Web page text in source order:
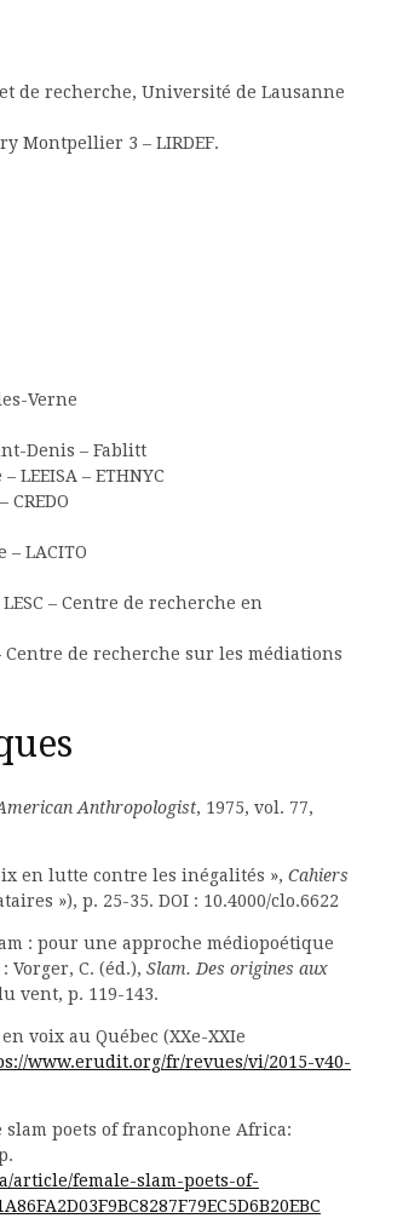
de recherche, Université de Lausanne
Montpellier 3 – LIRDEF.
Verne
Denis – Fablitt
LEEISA – ETHNYC
LACITO
– Centre de recherche en
de recherche sur les médiations
Anthropologist, 1975, vol. 77,
en lutte contre les inégalités », Cahiers
»), p. 25-35. DOI : 10.4000/clo.6622
: pour une approche médiopoétique
Vorger, C. (éd.), Slam. Des origines aux
vent, p. 119-143.
voix au Québec (XXe-XXIe
www.erudit.org/fr/revues/vi/2015-v40-
poets of francophone Africa:
article/female-slam-poets-of-